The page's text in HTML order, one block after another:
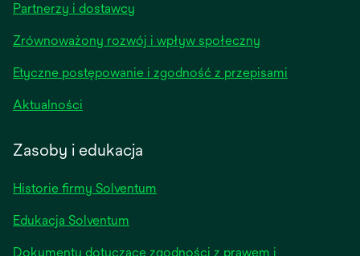
a
new
Partnerzy i dostawcy
Zrównoważony rozwój i wpływ społeczny
Etyczne postępowanie i zgodność z przepisami
Aktualności
tab
Zasoby i edukacja
Historie firmy Solventum
Edukacja Solventum
Dokumenty dotyczące zgodności z prawem i